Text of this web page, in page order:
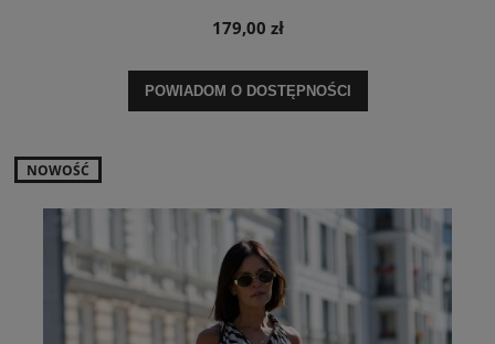
179,00 zł
POWIADOM O DOSTĘPNOŚCI
NOWOŚĆ